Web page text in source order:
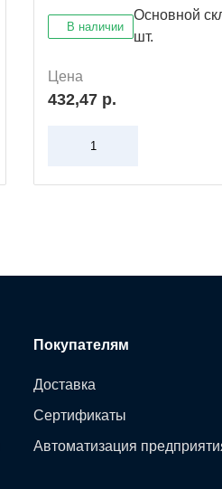
В наличии
Основной
шт.
Цена
432,47 р.
Покупателям
Доставка
Сертификаты
Автоматизация